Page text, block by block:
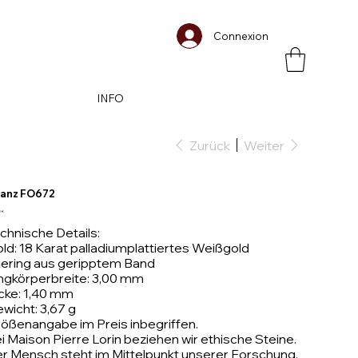
Connexion
INFO
Zurück Weiter
FO672
€
Details:
18 Karat palladiumplattiertes Weißgold
aus geripptem Band
3,00 mm
1,40 mm
3,67 g
im Preis inbegriffen.
Maison Pierre Lorin beziehen wir ethische Steine.
Mensch steht im Mittelpunkt unserer Forschung.